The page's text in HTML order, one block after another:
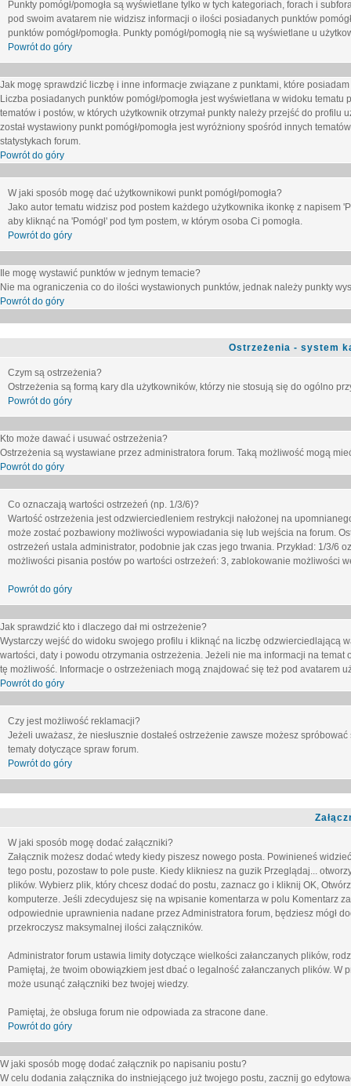
Punkty pomógł/pomogła są wyświetlane tylko w tych kategoriach, forach i
pod swoim avatarem nie widzisz informacji o ilości posiadanych punktów
punktów pomógł/pomogła. Punkty pomógł/pomogłą nie są wyświetlane u
Powrót do góry
Jak mogę sprawdzić liczbę i inne informacje związane z punktami, które
Liczba posiadanych punktów pomógł/pomogła jest wyświetlana w widoku
tematów i postów, w których użytkownik otrzymał punkty należy przejść do
został wystawiony punkt pomógł/pomogła jest wyróżniony spośród innych
statystykach forum.
Powrót do góry
W jaki sposób mogę dać użytkownikowi punkt pomógł/pomogła?
Jako autor tematu widzisz pod postem każdego użytkownika ikonkę z napisem
aby kliknąć na 'Pomógł' pod tym postem, w którym osoba Ci pomogła.
Powrót do góry
Ile mogę wystawić punktów w jednym temacie?
Nie ma ograniczenia co do ilości wystawionych punktów, jednak należy punkty
Powrót do góry
Ostrzeżenia - system
Czym są ostrzeżenia?
Ostrzeżenia są formą kary dla użytkowników, którzy nie stosują się do ogólno
Powrót do góry
Kto może dawać i usuwać ostrzeżenia?
Ostrzeżenia są wystawiane przez administratora forum. Taką możliwość mogą
Powrót do góry
Co oznaczają wartości ostrzeżeń (np. 1/3/6)?
Wartość ostrzeżenia jest odzwierciedleniem restrykcji nałożonej na
może zostać pozbawiony możliwości wypowiadania się lub wejścia na forum.
ostrzeżeń ustala administrator, podobnie jak czas jego trwania. Przykład: 1/3/6
możliwości pisania postów po wartości ostrzeżeń: 3, zablokowanie możliwości
Powrót do góry
Jak sprawdzić kto i dlaczego dał mi ostrzeżenie?
Wystarczy wejść do widoku swojego profilu i kliknąć na liczbę odzwierciedlającą
wartości, daty i powodu otrzymania ostrzeżenia. Jeżeli nie ma informacji na temat
tę możliwość. Informacje o ostrzeżeniach mogą znajdować się też pod avatarem
Powrót do góry
Czy jest możliwość reklamacji?
Jeżeli uważasz, że niesłusznie dostałeś ostrzeżenie zawsze możesz
tematy dotyczące spraw forum.
Powrót do góry
W jaki sposób mogę dodać załączniki?
Załącznik możesz dodać wtedy kiedy piszesz nowego posta. Powinieneś
tego postu, pozostaw to pole puste. Kiedy klikniesz na guzik Przeglądaj...
plików. Wybierz plik, który chcesz dodać do postu, zaznacz go i kliknij OK,
komputerze. Jeśli zdecydujesz się na wpisanie komentarza w polu Komentarz
odpowiednie uprawnienia nadane przez Administratora forum, będziesz mógł
przekroczysz maksymalnej ilości załączników.
Administrator forum ustawia limity dotyczące wielkości załanczanych plików,
Pamiętaj, że twoim obowiązkiem jest dbać o legalność załanczanych plików.
może usunąć załączniki bez twojej wiedzy.
Pamiętaj, że obsługa forum nie odpowiada za stracone dane.
Powrót do góry
W jaki sposób mogę dodać załącznik po napisaniu postu?
W celu dodania załącznika do instniejącego już twojego postu, zacznij go